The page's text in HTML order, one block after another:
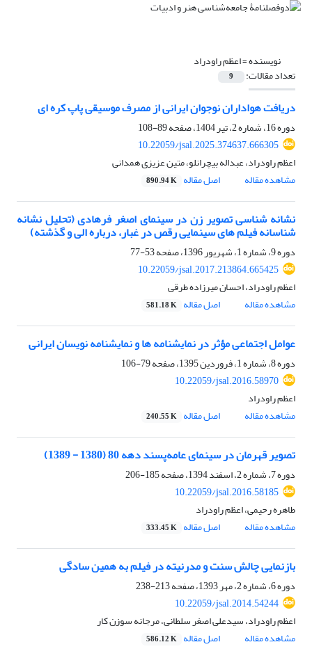
نویسنده =اعظم راودراد
تعداد مقالات: 9
دریافت هواداران نوجوان ایرانی از مصرف موسیقی پاپ کره ای
دوره 16، شماره 2، تیر 1404، صفحه
89-108
10.22059/jsal.2025.374637.666305
اعظم راودراد، عبداله بیچرانلو، متین عزیزی همدانی
مشاهده مقاله
اصل مقاله 890.94 K
نشانه شناسی تصویر زن در سینمای اصغر فرهادی (تحلیل نشانه
شناسانه فیلم های سینمایی رقص در غبار، درباره الی و گذشته)
دوره 9، شماره 1، شهریور 1396، صفحه
53-77
10.22059/jsal.2017.213864.665425
اعظم راودراد، احسان میرزاده طرقی
مشاهده مقاله
اصل مقاله 581.18 K
عوامل اجتماعی مؤثر در نمایشنامه‏ ها و نمایشنامه‏ نویسان ایرانی
دوره 8، شماره 1، فروردین 1395، صفحه
79-106
10.22059/jsal.2016.58970
اعظم راودراد
مشاهده مقاله
اصل مقاله 240.55 K
تصویر قهرمان در سینمای عامه‌پسند دهه 80 (1380 - 1389)
دوره 7، شماره 2، اسفند 1394، صفحه
185-206
10.22059/jsal.2016.58185
طاهره رحیمی، اعظم راودراد
مشاهده مقاله
اصل مقاله 333.45 K
بازنمایی چالش سنت و مدرنیته در فیلم به همین سادگی
دوره 6، شماره 2، مهر 1393، صفحه
213-238
10.22059/jsal.2014.54244
اعظم راودراد، سیدعلی اصغر سلطانی، مرجانه سوزن کار
مشاهده مقاله
اصل مقاله 586.12 K